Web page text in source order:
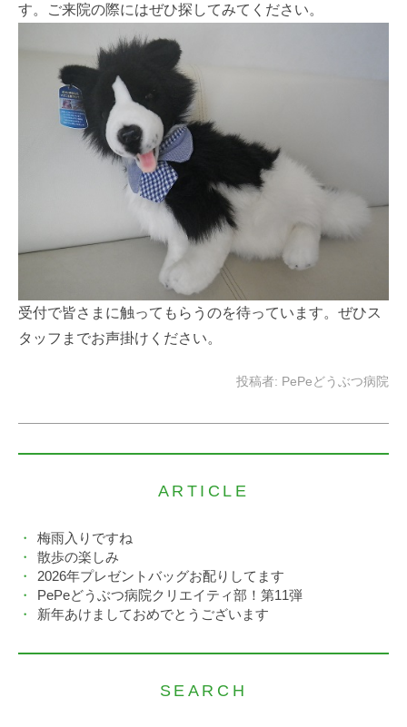
す。ご来院の際にはぜひ探してみてください。
受付で皆さまに触ってもらうのを待っています。ぜひス
タッフまでお声掛けください。
投稿者: PePeどうぶつ病院
ARTICLE
梅雨入りですね
散歩の楽しみ
2026年プレゼントバッグお配りしてます
PePeどうぶつ病院クリエイティ部！第11弾
新年あけましておめでとうございます
SEARCH